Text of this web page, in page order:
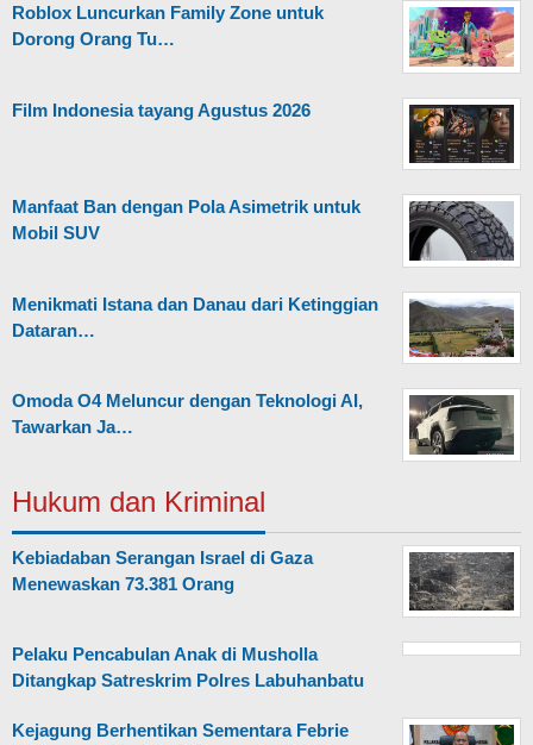
Roblox Luncurkan Family Zone untuk
Dorong Orang Tu…
Film Indonesia tayang Agustus 2026
Manfaat Ban dengan Pola Asimetrik untuk
Mobil SUV
Menikmati Istana dan Danau dari Ketinggian
Dataran…
Omoda O4 Meluncur dengan Teknologi AI,
Tawarkan Ja…
Hukum dan Kriminal
Kebiadaban Serangan Israel di Gaza
Menewaskan 73.381 Orang
Pelaku Pencabulan Anak di Musholla
Ditangkap Satreskrim Polres Labuhanbatu
Kejagung Berhentikan Sementara Febrie